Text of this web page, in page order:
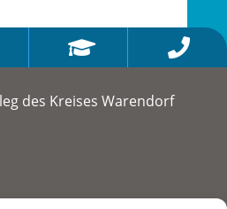
 
des Kreises Warendorf